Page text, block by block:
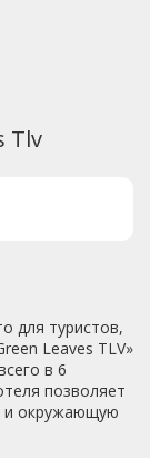
Tlv
для туристов,
Leaves TLV»
в 6
позволяет
и окружающую